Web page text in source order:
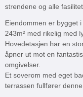
strendene og alle
Eiendommen er bygget
243m² med rikelig med
Hovedetasjen har en
åpner ut mot en
omgivelser.
Et soverom med eget
terrassen fullfører denne